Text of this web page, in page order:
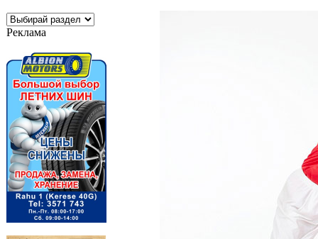
Реклама